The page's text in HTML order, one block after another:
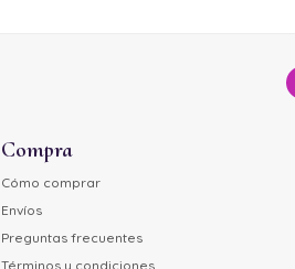
Compra
Cómo comprar
Envíos
Preguntas frecuentes
Términos y condiciones